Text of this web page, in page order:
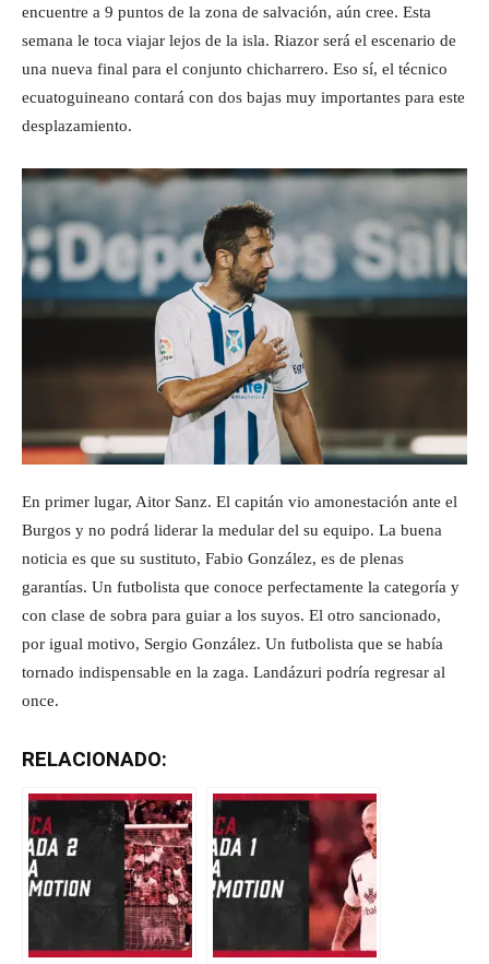
encuentre a 9 puntos de la zona de salvación, aún cree. Esta
semana le toca viajar lejos de la isla. Riazor será el escenario de
una nueva final para el conjunto chicharrero. Eso sí, el técnico
ecuatoguineano contará con dos bajas muy importantes para este
desplazamiento.
En primer lugar, Aitor Sanz. El capitán vio amonestación ante el
Burgos y no podrá liderar la medular del su equipo. La buena
noticia es que su sustituto, Fabio González, es de plenas
garantías. Un futbolista que conoce perfectamente la categoría y
con clase de sobra para guiar a los suyos. El otro sancionado,
por igual motivo, Sergio González. Un futbolista que se había
tornado indispensable en la zaga. Landázuri podría regresar al
once.
RELACIONADO: